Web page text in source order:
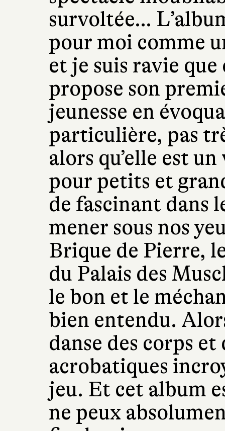
survoltée…
pour moi comme
et je suis ravie
propose son
jeunesse en
particulière, pas
alors qu’elle est
pour petits et
de fascinant dans
mener sous nos
Brique de Pierre,
du Palais des
le bon et le
bien entendu.
danse des corps et
acrobatiques
jeu. Et cet album
ne peux